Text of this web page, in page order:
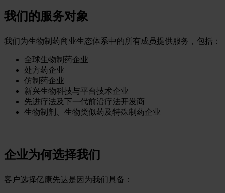
我们的服务对象
我们为生物制药商业生态体系中的所有成员提供服务，包括：
全球生物制药企业
处方药企业
仿制药企业
新兴生物科技与平台技术企业
先进疗法及下一代前沿疗法开发商
生物制剂、生物类似药及特殊制药企业
企业为何选择我们
客户选择亿康先达是因为我们具备：